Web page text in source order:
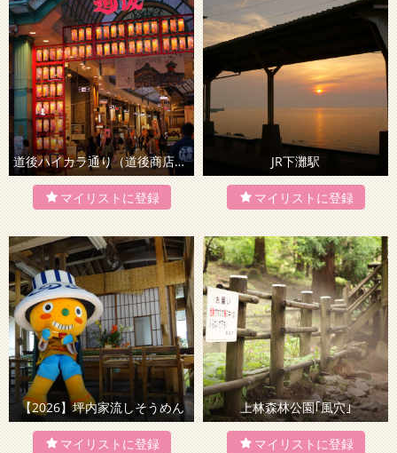
道後ハイカラ通り（道後商店街） JR下灘駅
【2026】坪内家流しそうめん 上林森林公園｢風穴｣